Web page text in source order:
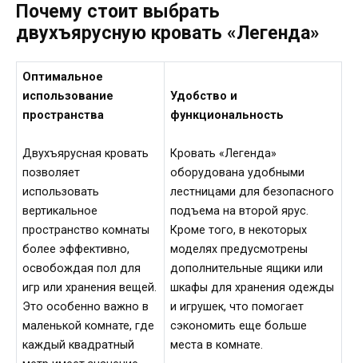
Почему стоит выбрать
двухъярусную кровать «Легенда»
Оптимальное
использование
пространства
Двухъярусная кровать
позволяет
использовать
вертикальное
пространство комнаты
более эффективно,
освобождая пол для
игр или хранения вещей.
Это особенно важно в
маленькой комнате, где
каждый квадратный
Удобство и
функциональность
Кровать «Легенда»
оборудована удобными
лестницами для безопасного
подъема на второй ярус.
Кроме того, в некоторых
моделях предусмотрены
дополнительные ящики или
шкафы для хранения одежды
и игрушек, что помогает
сэкономить еще больше
места в комнате.